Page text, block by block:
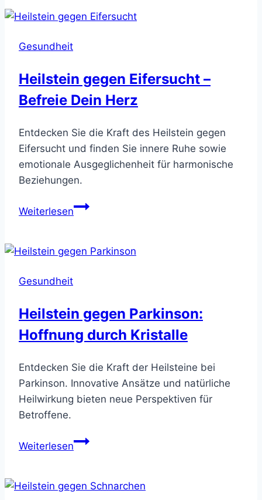
–
Gesundheit
Heilstein gegen Eifersucht –
Befreie Dein Herz
Entdecken Sie die Kraft des Heilstein gegen
Eifersucht und finden Sie innere Ruhe sowie
emotionale Ausgeglichenheit für harmonische
Beziehungen.
WeiterlesenHeilstein
–
Gesundheit
Heilstein gegen Parkinson:
Hoffnung durch Kristalle
Entdecken Sie die Kraft der Heilsteine bei
Parkinson. Innovative Ansätze und natürliche
Heilwirkung bieten neue Perspektiven für
Betroffene.
WeiterlesenHeilstein
Hoffnung